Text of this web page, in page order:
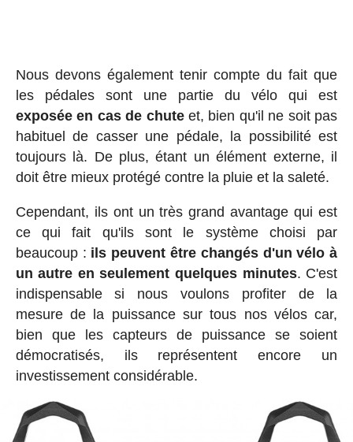
Nous devons également tenir compte du fait que
les pédales sont une partie du vélo qui est
exposée en cas de chuteet, bien qu'il ne soit pas
habituel de casser une pédale, la possibilité est
toujours là. De plus, étant un élément externe, il
doit être mieux protégé contre la pluie et la saleté.
Cependant, ils ont un très grand avantage qui est
ce qui fait qu'ils sont le système choisi par
beaucoup : ils peuvent être changés d'un vélo à
un autre en seulement quelques minutes. C'est
indispensable si nous voulons profiter de la
mesure de la puissance sur tous nos vélos car,
bien que les capteurs de puissance se soient
démocratisés, ils représentent encore un
investissement considérable.